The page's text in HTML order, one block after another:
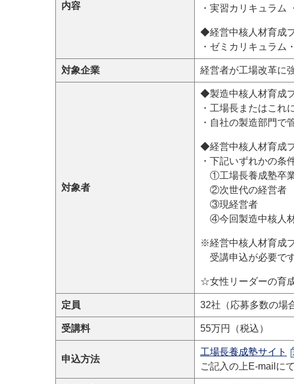
内容
・実習カリキュラム
◆経営中核人材育成
・ゼミカリキュラム
対象企業 経営者が工場改革に
対象者
◆製造中核人材育成
・工場長またはこれ
・自社の製造部門で
◆経営中核人材育成
・下記いずれかの条
①工場長養成塾卒
②次世代の経営者
③現経営者
④今回製造中核人
※経営中核人材育成
受講申込が必要で
☆女性リーダーの育
定員 32社（応募多数の場
受講料 55万円（税込）
申込方法
工場長養成塾サイト
ご記入の上E-mailに